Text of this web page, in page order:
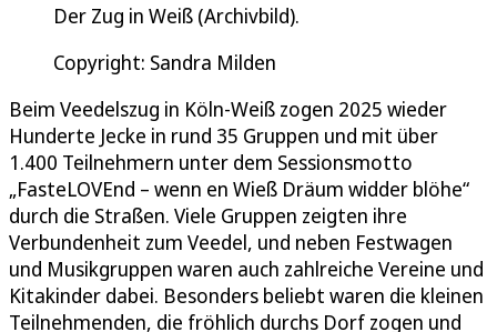
Der Zug in Weiß (Archivbild).
Copyright: Sandra Milden
Beim Veedelszug in Köln-Weiß zogen 2025 wieder
Hunderte Jecke in rund 35 Gruppen und mit über
1.400 Teilnehmern unter dem Sessionsmotto
„FasteLOVEnd – wenn en Wieß Dräum widder blöhe“
durch die Straßen. Viele Gruppen zeigten ihre
Verbundenheit zum Veedel, und neben Festwagen
und Musikgruppen waren auch zahlreiche Vereine und
Kitakinder dabei. Besonders beliebt waren die kleinen
Teilnehmenden, die fröhlich durchs Dorf zogen und